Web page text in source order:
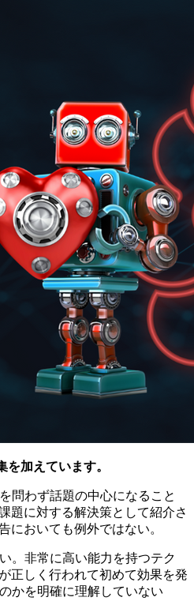
加えています。
問わず話題の中心になること
題に対する解決策として紹介さ
においても例外ではない。
。非常に高い能力を持つテク
正しく行われて初めて効果を発
かを明確に理解していない